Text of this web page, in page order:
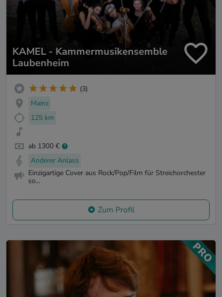
KAMEL - Kammermusikensemble
Laubenheim
(3)
Mainz
125 km
ab 1300 €
Anderer Anlass
Einzigartige Cover aus Rock/Pop/Film für Streichorchester
so...
Zum Profil